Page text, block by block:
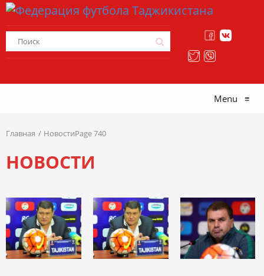
Menu ≡
Главная НовостиPage 740
НОВОСТИ